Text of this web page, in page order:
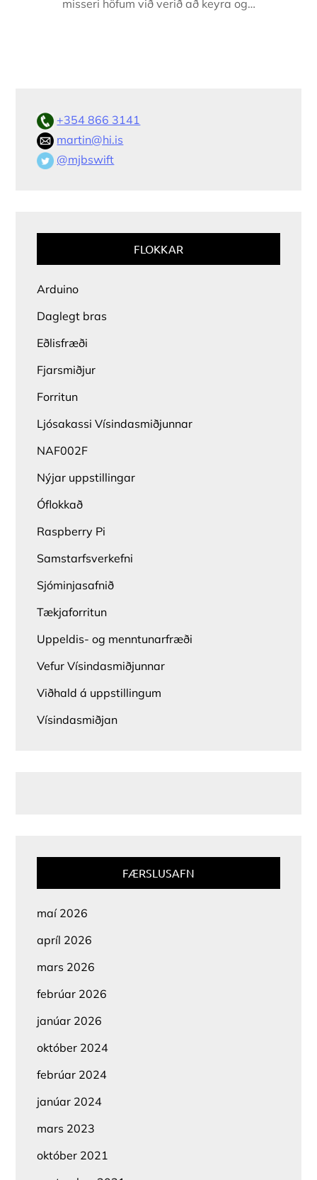
misseri höfum við verið að keyra og…
+354 866 3141
martin@hi.is
@mjbswift
FLOKKAR
Arduino
Daglegt bras
Eðlisfræði
Fjarsmiðjur
Forritun
Ljósakassi Vísindasmiðjunnar
NAF002F
Nýjar uppstillingar
Óflokkað
Raspberry Pi
Samstarfsverkefni
Sjóminjasafnið
Tækjaforritun
Uppeldis- og menntunarfræði
Vefur Vísindasmiðjunnar
Viðhald á uppstillingum
Vísindasmiðjan
FÆRSLUSAFN
maí 2026
apríl 2026
mars 2026
febrúar 2026
janúar 2026
október 2024
febrúar 2024
janúar 2024
mars 2023
október 2021